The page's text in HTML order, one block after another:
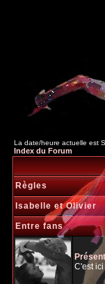
La date/heure actuelle est
Index du Forum
Règles
Isabelle et Olivier
Entre fans
C'est